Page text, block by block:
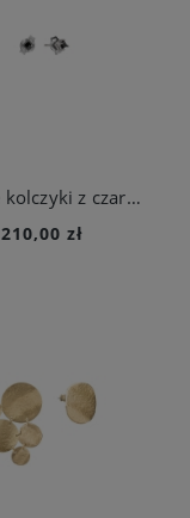
Srebrne kolczyki z czarną cyrkonią
210,00 zł